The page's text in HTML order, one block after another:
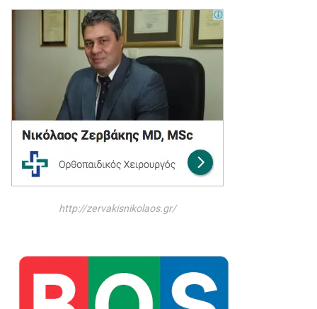
http://zervakisnikolaos.gr/